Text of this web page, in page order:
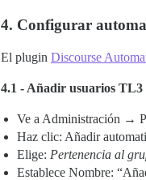
4. Configurar
El plugin Discourse
4.1 - Añadir usuarios
Ve a Administración →
Haz clic: Añadir
Elige: Pertenencia al
Establece Nombre: